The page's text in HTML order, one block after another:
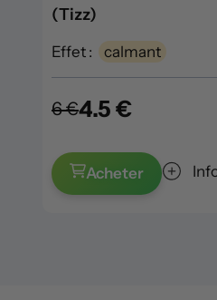
(Tizz)
Effet : calmant
6 €4.5 €
Acheter